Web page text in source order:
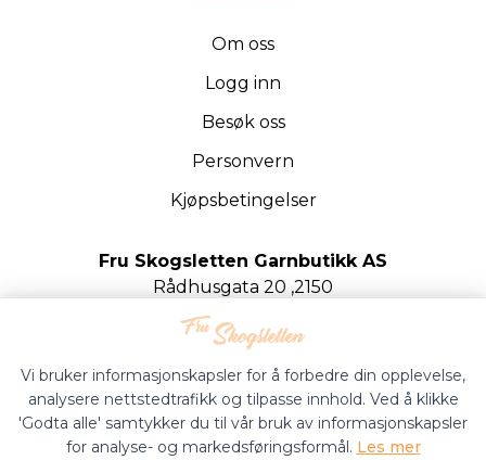
Om oss
Logg inn
Besøk oss
Personvern
Kjøpsbetingelser
Fru Skogsletten Garnbutikk AS
Rådhusgata 20 ,2150
Org.nr. 922020442
Vi bruker informasjonskapsler for å forbedre din opplevelse,
analysere nettstedtrafikk og tilpasse innhold. Ved å klikke
'Godta alle' samtykker du til vår bruk av informasjonskapsler
for analyse- og markedsføringsformål. Les mer